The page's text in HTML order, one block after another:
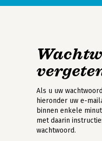
Als u uw
hieronder uw e-
binnen enkele
met daarin
wachtwoord.